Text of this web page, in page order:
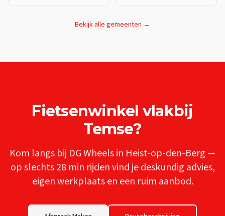
Bekijk alle gemeenten →
Fietsenwinkel vlakbij
Temse?
Kom langs bij DG Wheels in Heist-op-den-Berg —
op slechts28 min rijden vind je deskundig advies,
eigen werkplaats en een ruim aanbod.